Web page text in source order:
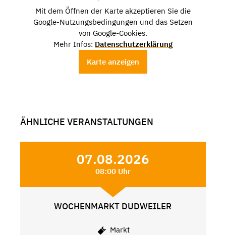
Mit dem Öffnen der Karte akzeptieren Sie die
Google-Nutzungsbedingungen und das Setzen
von Google-Cookies.
Mehr Infos: Datenschutzerklärung
Karte anzeigen
ÄHNLICHE VERANSTALTUNGEN
07.08.2026
08:00 Uhr
WOCHENMARKT DUDWEILER
Markt